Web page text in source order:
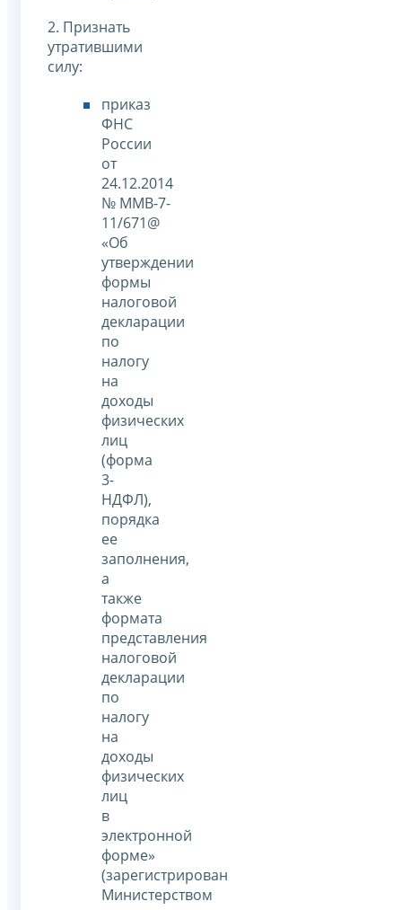
2. Признать
утратившими
силу:
приказ
ФНС
России
от
24.12.2014
№ ММВ-7-
11/671@
«Об
утверждении
формы
налоговой
декларации
по
налогу
на
доходы
физических
лиц
(форма
3-
НДФЛ),
порядка
ее
заполнения,
а
также
формата
представления
налоговой
декларации
по
налогу
на
доходы
физических
лиц
в
электронной
форме»
(зарегистрирован
Министерством